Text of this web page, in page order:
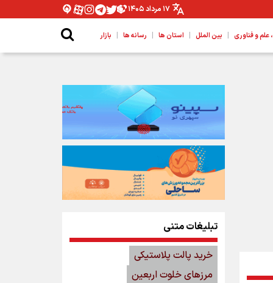
۱۷ مرداد ۱۴۰۵
و فناوری | بین الملل | استان ها | رسانه ها | بازار
تبلیغات متنی
خرید پالت پلاستیکی
مرزهای خلوت اربعین